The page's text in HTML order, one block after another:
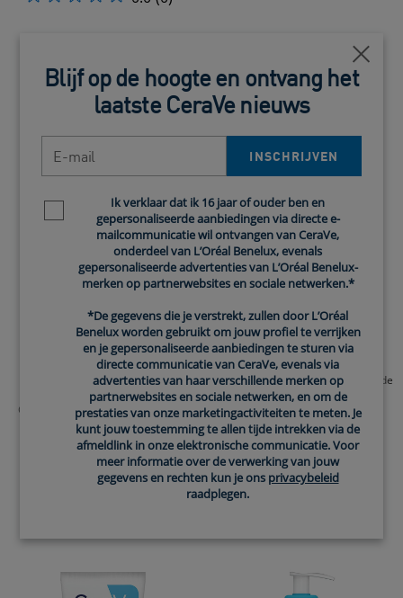
Hydraterende Schuimende
Reinigingsolie
Normale tot zeer droge huid.
Geschikt voor baby’s en getest op
een huid met neiging tot atopie.
4.8(19)
Hydraterende Crème
De hydraterende crème versterkt de
huidbarrière
4.6(247)
Close
Blijf op de hoogte en ontvang het
laatste CeraVe nieuws
INSCHRIJVEN
Newsletter policyIk verklaar dat ik 16 jaar of ouder ben en
gepersonaliseerde aanbiedingen via directe e-
mailcommunicatie wil ontvangen van CeraVe,
onderdeel van L’Oréal Benelux, evenals
gepersonaliseerde advertenties van L’Oréal Benelux-
merken op partnerwebsites en sociale netwerken.*
*De gegevens die je verstrekt, zullen door L’Oréal
Benelux worden gebruikt om jouw profiel te verrijken
en je gepersonaliseerde aanbiedingen te sturen via
directe communicatie van CeraVe, evenals via
advertenties van haar verschillende merken op
partnerwebsites en sociale netwerken, en om de
prestaties van onze marketingactiviteiten te meten. Je
kunt jouw toestemming te allen tijde intrekken via de
afmeldlink in onze elektronische communicatie. Voor
meer informatie over de verwerking van jouw
gegevens en rechten kun je ons privacybeleid
raadplegen.